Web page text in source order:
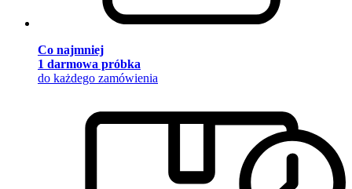
Co najmniej
1 darmowa próbka
do każdego zamówienia